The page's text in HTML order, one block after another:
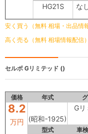
HG21S な
安く買う（無料 相場・出品情
高く売る（無料 相場情報配信）
セルボ Gリミテッド ()
価格 年式
8.2
万円 (昭和-1925)
Gリ
型式 車検